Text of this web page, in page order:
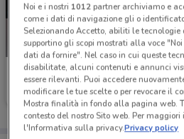
NUOVO
Burger King
Scade il 30/09 706 m
Noi e i nostri 1012partner archiviamo e
come i dati di navigazione gli o
Selezionando Accetto, abiliti le
supportino gli scopi mostrati alla voce
dati da fornire". Nel caso in cui queste
disabilitate, alcuni contenuti e annunci
essere rilevanti. Puoi accedere
modificare le tue scelte o per revocare il
Mostra finalità in fondo alla pagina web.
contesto del nostro Sito web. Per
l'Informativa sulla privacy.Privacy policy